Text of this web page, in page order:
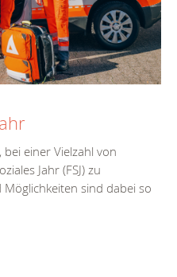
bei einer Vielzahl von
Jahr (FSJ) zu
sind dabei so